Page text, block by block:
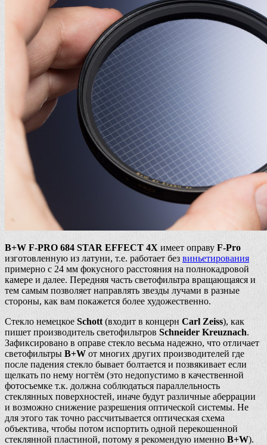
B+W F-PRO 684 STAR EFFECT 4X имеет оправу F-Pro
изготовленную из латуни, т.е. работает без виньетирования
примерно с 24 мм фокусного расстояния на полнокадровой
камере и далее. Передняя часть светофильтра вращающаяся и
тем самым позволяет направлять звезды лучами в разные
стороны, как вам покажется более художественно.
Стекло немецкое Schott (входит в концерн Carl Zeiss), как
пишет производитель светофильтров Schneider Kreuznach.
Зафиксировано в оправе стекло весьма надежно, что отличает
светофильтры B+W от многих других производителей где
после падения стекло бывает болтается и позвякивает если
щелкать по нему ногтём (это недопустимо в качественной
фотосъемке т.к. должна соблюдаться параллельность
стеклянных поверхностей, иначе будут различные аберрации
и возможно снижение разрешения оптической системы. Не
для этого так точно рассчитывается оптическая схема
объектива, чтобы потом испортить одной перекошенной
стеклянной пластиной, потому я рекомендую именно B+W).